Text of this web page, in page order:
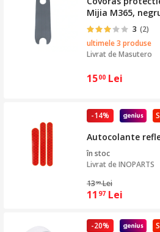
Mijia M365,
3 (2)
ultimele 3 produse
Livrat deMasutero
1500 Lei
-14%
Autocolante
în stoc
Livrat deINOPARTS
1399 Lei
11 97 Lei
-20%